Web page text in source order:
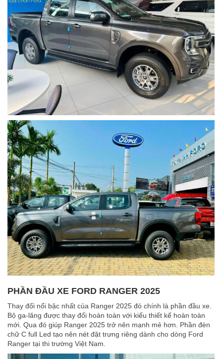
PHẦN ĐẦU XE FORD RANGER 2025
Thay đổi nổi bậc nhất của Ranger 2025 đó chính là phần đầu xe.
Bộ ga-lăng được thay đổi hoàn toàn với kiểu thiết kế hoàn toàn
mới. Qua đó giúp Ranger 2025 trở nên mạnh mẻ hơn. Phần đèn
chữ C full Led tạo nên nét đặt trưng riêng dành cho dòng Ford
Ranger tại thi trường Việt Nam.